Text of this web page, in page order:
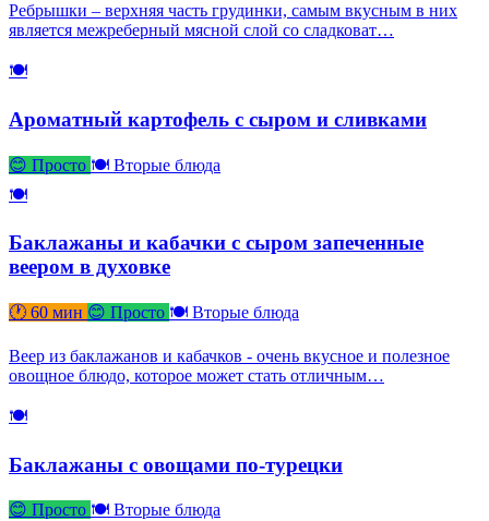
Ребрышки – верхняя часть грудинки, самым вкусным в них
является межреберный мясной слой со сладковат…
🍽
Ароматный картофель с сыром и сливками
😊 Просто 🍽 Вторые блюда
🍽
Баклажаны и кабачки с сыром запеченные
веером в духовке
🕐 60 мин 😊 Просто 🍽 Вторые блюда
Веер из баклажанов и кабачков - очень вкусное и полезное
овощное блюдо, которое может стать отличным…
🍽
Баклажаны с овощами по-турецки
😊 Просто 🍽 Вторые блюда